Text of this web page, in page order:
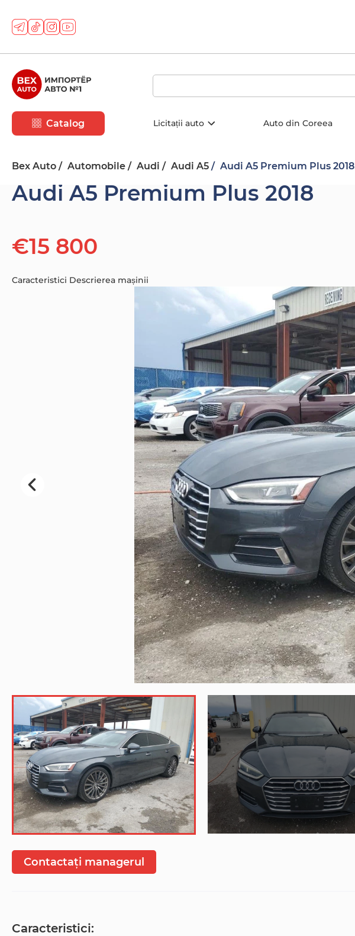
Catalog Licitații auto Auto din Coreea
Bex Auto Automobile Audi Audi A5 Audi A5 Premium Plus 2018
Audi A5 Premium Plus 2018
€15 800
Caracteristici Descrierea mașinii
Contactați managerul
Caracteristici: